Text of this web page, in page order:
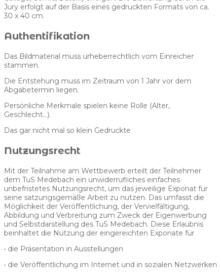
Jury erfolgt auf der Basis eines gedruckten Formats von ca.
30 x 40 cm.
Authentifikation
Das Bildmaterial muss urheberrechtlich vom Einreicher
stammen.
Die Entstehung muss im Zeitraum von 1 Jahr vor dem
Abgabetermin liegen.
Persönliche Merkmale spielen keine Rolle (Alter,
Geschlecht…).
Das gar nicht mal so klein Gedruckte
Nutzungsrecht
Mit der Teilnahme am Wettbewerb erteilt der Teilnehmer
dem TuS Medebach ein unwiderrufliches einfaches
unbefristetes Nutzungsrecht, um das jeweilige Exponat für
seine satzungsgemäße Arbeit zu nutzen. Das umfasst die
Möglichkeit der Veröffentlichung, der Vervielfältigung,
Abbildung und Verbreitung zum Zweck der Eigenwerbung
und Selbstdarstellung des TuS Medebach. Diese Erlaubnis
beinhaltet die Nutzung der eingereichten Exponate für
• die Präsentation in Ausstellungen
• die Veröffentlichung im Internet und in sozialen Netzwerken